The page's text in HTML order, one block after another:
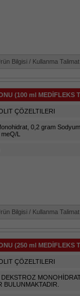
Bilgisi / Kullanma
(100 ml MEDİFLEKS
ÇÖZELTILERI
0,2 gram
L
Bilgisi / Kullanma
(250 ml MEDİFLEKS
ÇÖZELTILERI